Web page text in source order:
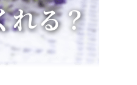
れる？